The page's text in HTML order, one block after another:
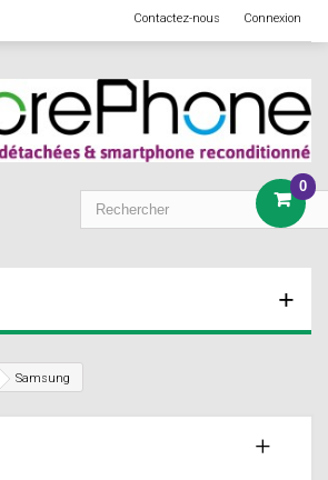
Connexion
Contactez-nous
0
Samsung